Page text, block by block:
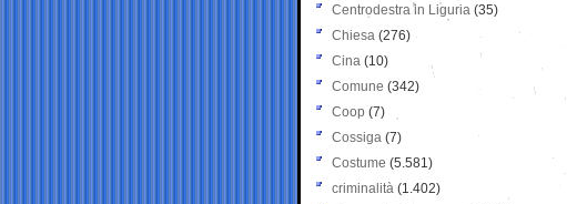
Centrodestra in Liguria (35)
Chiesa (276)
Cina (10)
Comune (342)
Coop (7)
Cossiga (7)
Costume (5.581)
criminalità (1.402)